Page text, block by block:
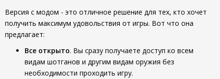
Версия с модом - это отличное решение для тех, кто хочет
получить максимум удовольствия от игры. Вот что она
предлагает:
Все открыто. Вы сразу получаете доступ ко всем
видам шотганов и другим видам оружия без
необходимости проходить игру.